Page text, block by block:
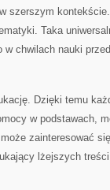
szerszym
Taka
w chwilach nauki
Dzięki temu
w podstawach,
zainteresować
lżejszych